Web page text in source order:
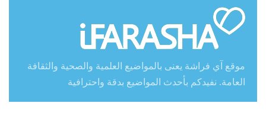
موقع آي فراشة يعنى بالمواضيع العلمية والصحية والثقافة
العامة. نفيدكم بأحدث المواضيع بدقة واحترافية